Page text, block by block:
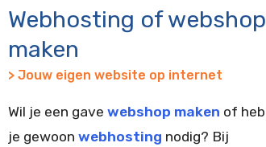
Webhosting of webshop
maken
> Jouw eigen website op internet
Wil je een gave webshop maken of heb
je gewoon webhosting nodig? Bij